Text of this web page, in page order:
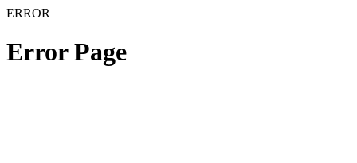
ERROR
Error Page